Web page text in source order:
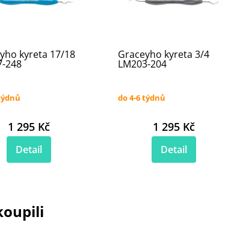
kyreta 17/18
248
1 295 Kč
Detail
Graceyho kyreta 3/4
LM203-204
do 4-6 týdnů
1 295 Kč
Detail